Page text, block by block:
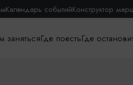
Календарь событийКонструктор
занятьсяГде поестьГде